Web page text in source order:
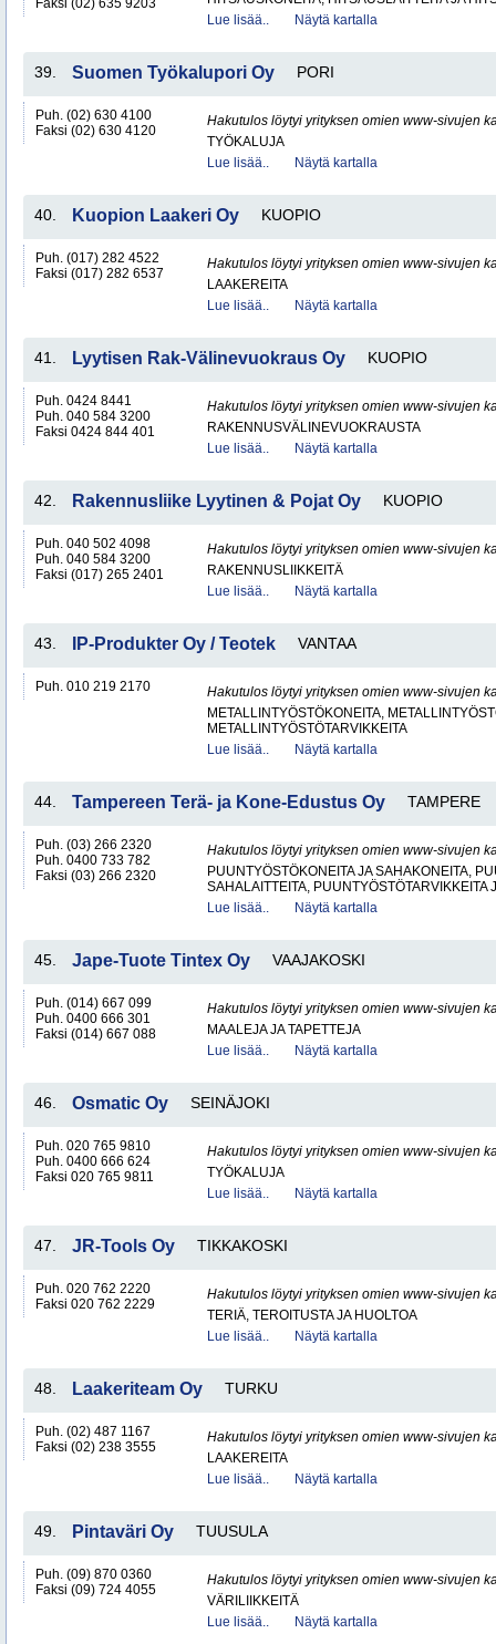
Faksi (02) 635 9203
Lue lisää..
Näytä kartalla
39. Suomen Työkalupori Oy PORI
Puh. (02) 630 4100
Faksi (02) 630 4120
Hakutulos löytyi yrityksen omien www-sivujen
TYÖKALUJA
Lue lisää..
Näytä kartalla
40. Kuopion Laakeri Oy KUOPIO
Puh. (017) 282 4522
Faksi (017) 282 6537
Hakutulos löytyi yrityksen omien www-sivujen
LAAKEREITA
Lue lisää..
Näytä kartalla
41. Lyytisen Rak-Välinevuokraus Oy KUOPIO
Puh. 0424 8441
Puh. 040 584 3200
Faksi 0424 844 401
Hakutulos löytyi yrityksen omien www-sivujen
RAKENNUSVÄLINEVUOKRAUSTA
Lue lisää..
Näytä kartalla
42. Rakennusliike Lyytinen & Pojat Oy KUOPIO
Puh. 040 502 4098
Puh. 040 584 3200
Faksi (017) 265 2401
Hakutulos löytyi yrityksen omien www-sivujen
RAKENNUSLIIKKEITÄ
Lue lisää..
Näytä kartalla
43. IP-Produkter Oy / Teotek VANTAA
Puh. 010 219 2170
Hakutulos löytyi yrityksen omien www-sivujen
METALLINTYÖSTÖKONEITA,
METALLINTYÖSTÖTARVIKKEITA
Lue lisää..
Näytä kartalla
44. Tampereen Terä- ja Kone-Edustus Oy TAMPERE
Puh. (03) 266 2320
Puh. 0400 733 782
Faksi (03) 266 2320
Hakutulos löytyi yrityksen omien www-sivujen
PUUNTYÖSTÖKONEITA JA SAHAKONEITA,
SAHALAITTEITA, PUUNTYÖSTÖTARVIKKEITA
Lue lisää..
Näytä kartalla
45. Jape-Tuote Tintex Oy VAAJAKOSKI
Puh. (014) 667 099
Puh. 0400 666 301
Faksi (014) 667 088
Hakutulos löytyi yrityksen omien www-sivujen
MAALEJA JA TAPETTEJA
Lue lisää..
Näytä kartalla
46. Osmatic Oy SEINÄJOKI
Puh. 020 765 9810
Puh. 0400 666 624
Faksi 020 765 9811
Hakutulos löytyi yrityksen omien www-sivujen
TYÖKALUJA
Lue lisää..
Näytä kartalla
47. JR-Tools Oy TIKKAKOSKI
Puh. 020 762 2220
Faksi 020 762 2229
Hakutulos löytyi yrityksen omien www-sivujen
TERIÄ, TEROITUSTA JA HUOLTOA
Lue lisää..
Näytä kartalla
48. Laakeriteam Oy TURKU
Puh. (02) 487 1167
Faksi (02) 238 3555
Hakutulos löytyi yrityksen omien www-sivujen
LAAKEREITA
Lue lisää..
Näytä kartalla
49. Pintaväri Oy TUUSULA
Puh. (09) 870 0360
Faksi (09) 724 4055
Hakutulos löytyi yrityksen omien www-sivujen
VÄRILIIKKEITÄ
Lue lisää..
Näytä kartalla